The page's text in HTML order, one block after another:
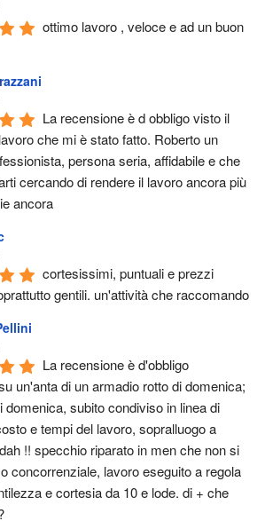
ottimo lavoro , veloce e ad un buon
La recensione è d obbligo visto il
che mi è stato fatto. Roberto un
persona seria, affidabile e che
cercando di rendere il lavoro ancora più
ancora
cortesissimi, puntuali e prezzi
gentili. un'attività che raccomando
La recensione è d'obbligo
un'anta di un armadio rotto di domenica;
domenica, subito condiviso in linea di
e tempi del lavoro, sopralluogo a
!! specchio riparato in men che non si
concorrenziale, lavoro eseguito a regola
e cortesia da 10 e lode. di + che